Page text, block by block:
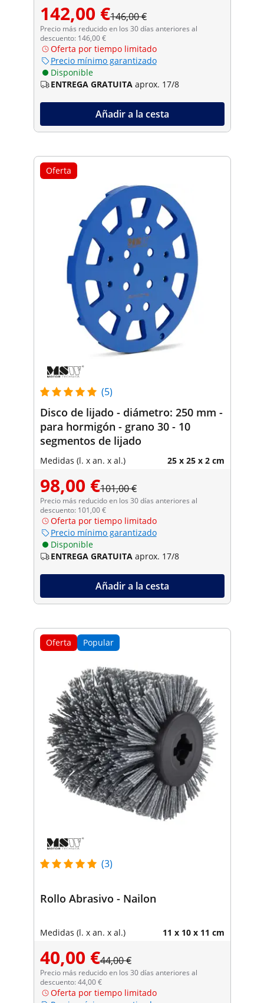
142,00 €146,00 €
Precio más reducido en los 30 días anteriores al
descuento: 146,00 €
Oferta por tiempo limitado
Precio mínimo garantizado
Disponible
ENTREGA GRATUITA aprox. 17/8
Añadir a la cesta
Oferta
(5)
Disco de lijado - diámetro: 250 mm -
para hormigón - grano 30 - 10
segmentos de lijado
Medidas (l. x an. x al.) 25 x 25 x 2 cm
98,00 €101,00 €
Precio más reducido en los 30 días anteriores al
descuento: 101,00 €
Oferta por tiempo limitado
Precio mínimo garantizado
Disponible
ENTREGA GRATUITA aprox. 17/8
Añadir a la cesta
Oferta Popular
(3)
Rollo Abrasivo - Nailon
Medidas (l. x an. x al.) 11 x 10 x 11 cm
40,00 €44,00 €
Precio más reducido en los 30 días anteriores al
descuento: 44,00 €
Oferta por tiempo limitado